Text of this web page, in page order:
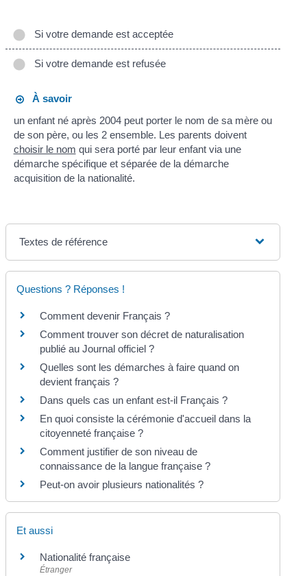
Si votre demande est acceptée
Si votre demande est refusée
À savoir
un enfant né après 2004 peut porter le nom de sa mère ou
de son père, ou les 2 ensemble. Les parents doivent
choisir le nom qui sera porté par leur enfant via une
démarche spécifique et séparée de la démarche
acquisition de la nationalité.
Textes de référence
Questions ? Réponses !
Comment devenir Français ?
Comment trouver son décret de naturalisation
publié au Journal officiel ?
Quelles sont les démarches à faire quand on
devient français ?
Dans quels cas un enfant est-il Français ?
En quoi consiste la cérémonie d'accueil dans la
citoyenneté française ?
Comment justifier de son niveau de
connaissance de la langue française ?
Peut-on avoir plusieurs nationalités ?
Et aussi
Nationalité française
Étranger